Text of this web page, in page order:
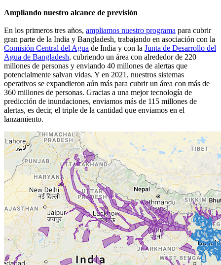
Ampliando nuestro alcance de previsión
En los primeros tres años, ampliamos nuestro programa para cubrir
gran parte de la India y Bangladesh, trabajando en asociación con la
Comisión Central del Agua de India y con la Junta de Desarrollo del
Agua de Bangladesh, cubriendo un área con alrededor de 220
millones de personas y enviando 40 millones de alertas que
potencialmente salvan vidas. Y en 2021, nuestros sistemas
operativos se expandieron aún más para cubrir un área con más de
360 millones de personas. Gracias a una mejor tecnología de
predicción de inundaciones, enviamos más de 115 millones de
alertas, es decir, el triple de la cantidad que enviamos en el
lanzamiento.